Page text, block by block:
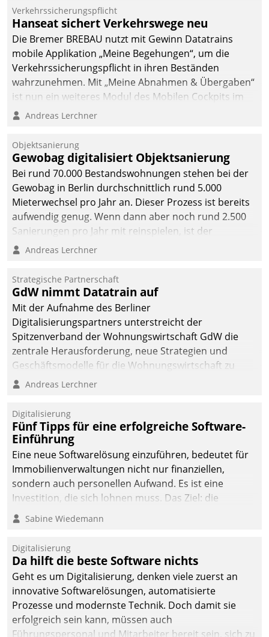
Verkehrssicherungspflicht
Hanseat sichert Verkehrswege neu
Die Bremer BREBAU nutzt mit Gewinn Datatrains
mobile Applikation „Meine Begehungen“, um die
Verkehrssicherungspflicht in ihren Beständen
wahrzunehmen. Mit „Meine Abnahmen & Übergaben“
ist nun ein weiteres Modul des Mobilen Cockpits im
Einsatz.
Andreas Lerchner
Objektsanierung
Gewobag digitalisiert Objektsanierung
Bei rund 70.000 Bestandswohnungen stehen bei der
Gewobag in Berlin durchschnittlich rund 5.000
Mieterwechsel pro Jahr an. Dieser Prozess ist bereits
aufwendig genug. Wenn dann aber noch rund 2.500
Sanierungen pro Jahr mit reinspielen, ist der
Betreuungs- und Organisationsaufwand immens. Im
kommunale Wohnungsbauunternehmen daher
gemeinsam mit der Berliner Datatrain GmbH den
Teilprozess der Objektsanierung digitalisiert.
Andreas Lerchner
Strategische Partnerschaft
GdW nimmt Datatrain auf
Mit der Aufnahme des Berliner
Digitalisierungspartners unterstreicht der
Spitzenverband der Wohnungswirtschaft GdW die
zentrale Herausforderung, neue Strategien und
Geschäftsmodelle für die Wohnungswirtschaft zu
entwickeln.
Andreas Lerchner
Digitalisierung
Fünf Tipps für eine erfolgreiche Software-
Einführung
Eine neue Softwarelösung einzuführen, bedeutet für
Immobilienverwaltungen nicht nur finanziellen,
sondern auch personellen Aufwand. Es ist eine
Investition, die sich lohnen muss. Das Ziel: die
nachhaltige Optimierung der Geschäftsabläufe. Damit
dieses Ziel erreicht wird, sollten einige Grundregeln
Sabine Wiedemann
Digitalisierung
Da hilft die beste Software nichts
Geht es um Digitalisierung, denken viele zuerst an
innovative Softwarelösungen, automatisierte
Prozesse und modernste Technik. Doch damit sie
erfolgreich sein kann, müssen auch
Führungspersonal und Mitarbeiter bereit sein, sich zu